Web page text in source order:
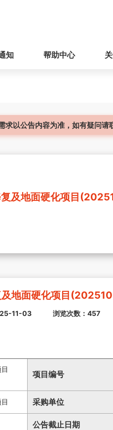
知 帮助中心
以公告内容为准，如有疑问请
复及地面硬化项目
及地面硬化项目
11-03 浏览次数：457
项目编号
采购单位
公告截止日期